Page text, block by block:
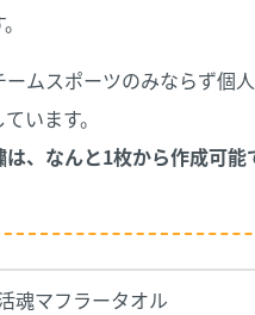
ームスポーツのみならず個
ています。
は、なんと1枚から作成可能
魂マフラータオル